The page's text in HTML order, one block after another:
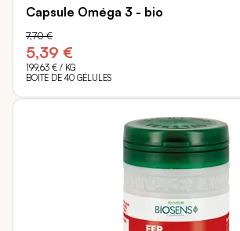
Capsule Oméga 3 - bio
5,39 €
7,70 €
199,63 € / KG
BOITE DE 40 GÉLULES